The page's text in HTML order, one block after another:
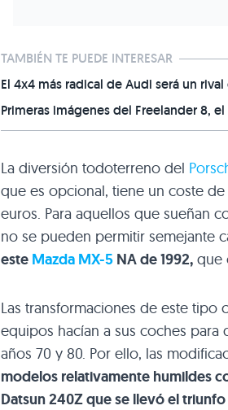
TAMBIÉN TE PUEDE INTERESAR
El 4x4 más radical de Audi será un
Primeras imágenes del Freelander 8,
La diversión todoterreno del
que es opcional, tiene un coste
euros. Para aquellos que sueñan
no se pueden permitir semejante
este Mazda MX-5 NA de 1992, que
Las transformaciones de este
equipos hacían a sus coches para
años 70 y 80. Por ello, las
modelos relativamente humildes
Datsun 240Z que se llevó el triunfo